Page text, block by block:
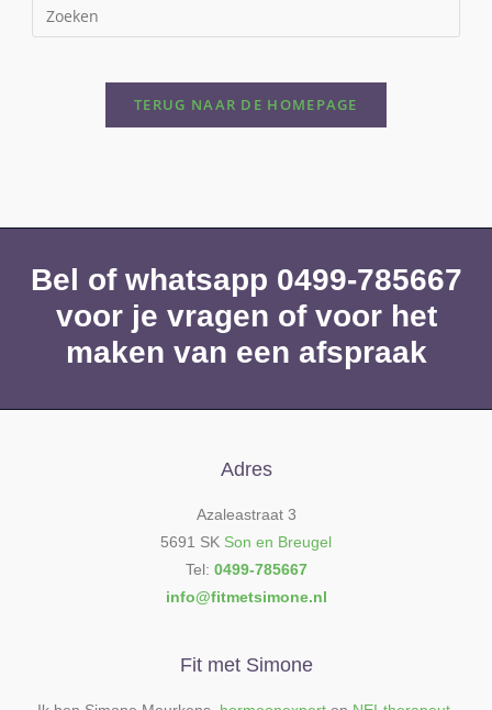
TERUG NAAR DE HOMEPAGE
Bel of whatsapp 0499-785667
voor je vragen of voor het
maken van een afspraak
Adres
Azaleastraat 3
5691 SK Son en Breugel
Tel: 0499-785667
info@fitmetsimone.nl
Fit met Simone